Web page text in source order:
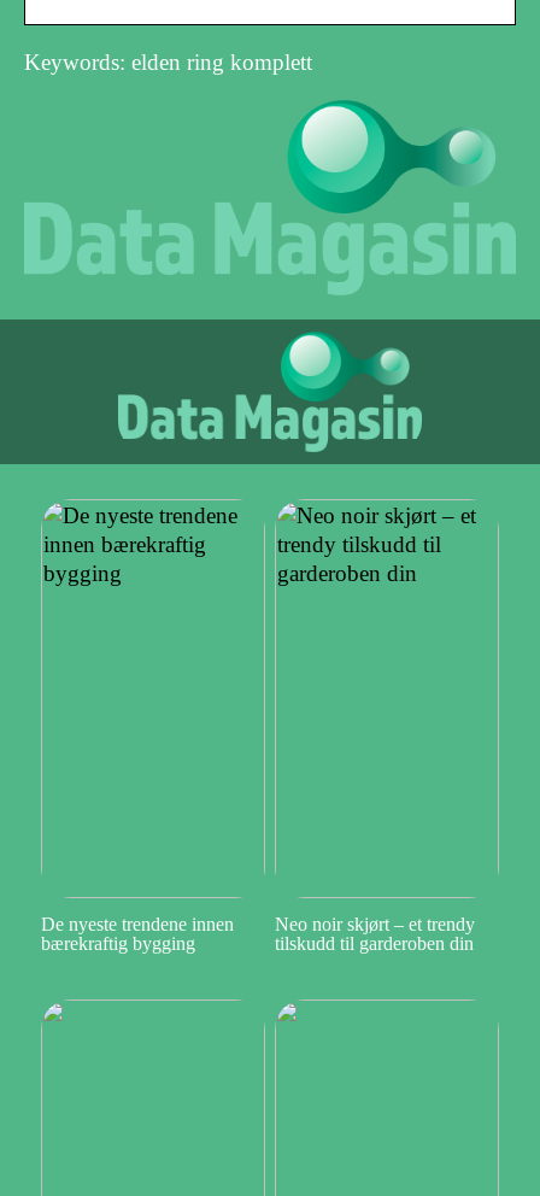
Keywords: elden ring komplett
De nyeste trendene innen
bærekraftig bygging
Neo noir skjørt – et trendy
tilskudd til garderoben din